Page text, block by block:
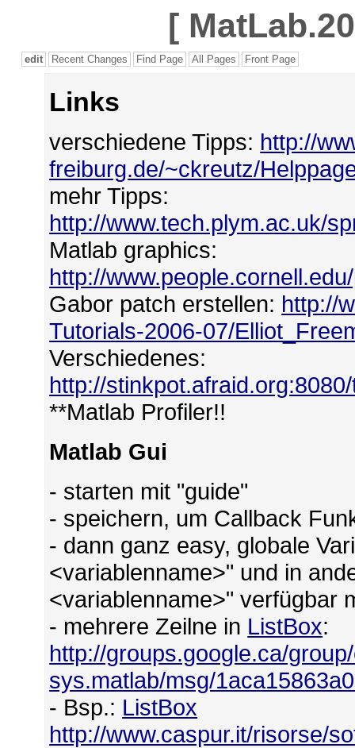
[
edit Recent Changes Find Page All Pages Front Page
Links
verschiedene Tipps: http://
freiburg.de/~ckreutz/
mehr Tipps:
http://www.tech.plym.ac.uk/
Matlab graphics:
http://
Gabor patch erstellen: http://
Tutorials-2006-07/
Verschiedenes:
http://
**Matlab Profiler!!
Matlab Gui
- starten mit "guide"
- speichern, um Callback
- dann ganz easy, globale
<variablenname>" und in
<variablenname>" verfügbar
- mehrere Zeilne in ListBox:
http://groups.google.ca/
sys.matlab/msg/
- Bsp.: ListBox
http://www.caspur.it/risorse/